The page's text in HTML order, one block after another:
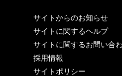
サイトからのお知らせ
サイトに関するヘルプ
サイトに関するお問い合
採用情報
サイトポリシー